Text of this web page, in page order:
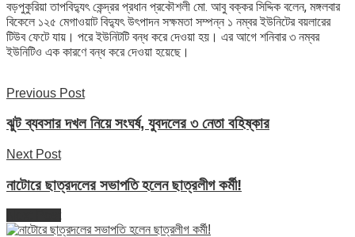
বড়পুকুরিয়া তাপবিদ্যুৎ কেন্দ্রর প্রধান প্রকৌশলী মো. আবু বক্কর সিদ্দিক বলেন, মঙ্গলবার
বিকেলে ১২৫ মেগাওয়াট বিদ্যুৎ উৎপাদন সক্ষমতা সম্পন্ন ১ নম্বর ইউনিটের বয়লারের
টিউব ফেটে যায়। পরে ইউনিটটি বন্ধ করে দেওয়া হয়। এর আগে শনিবার ৩ নম্বর
ইউনিটিও এক কারণে বন্ধ করে দেওয়া হয়েছে।
Previous Post
ঝুট ব্যবসার দখল নিয়ে সংঘর্ষ, যুবদলের ৩ নেতা বহিষ্কার
Next Post
নাটোরে ছাত্রদলের সভাপতি হলেন ছাত্রলীগ কর্মী!